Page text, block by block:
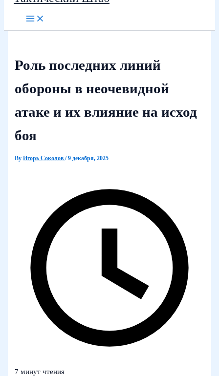
Роль последних линий
обороны в неочевидной
атаке и их влияние на исход
боя
ByИгорь Соколов/9 декабря, 2025
7 минут чтения